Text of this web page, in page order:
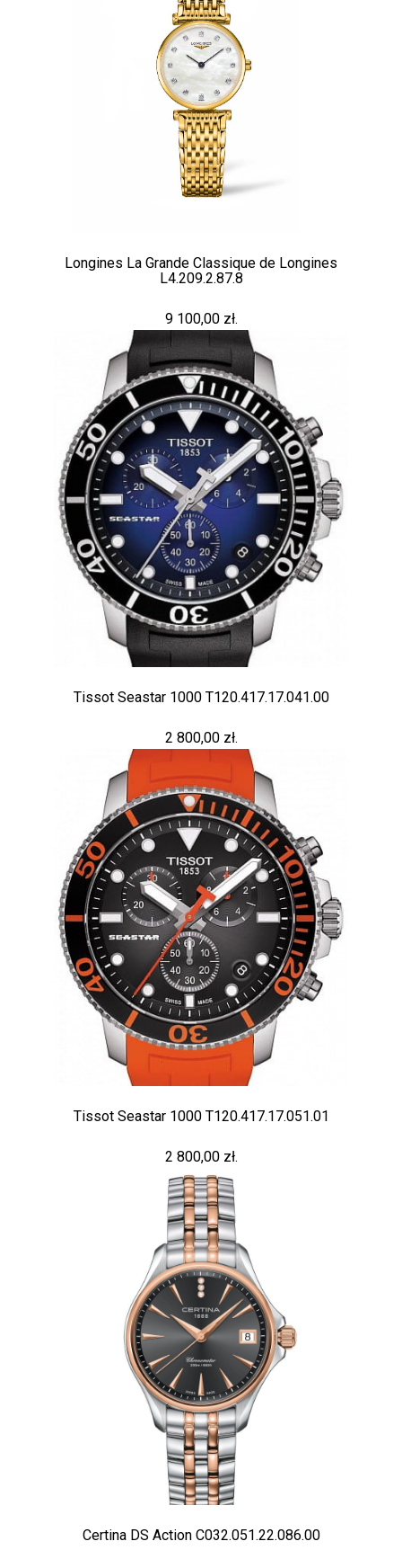
Longines La Grande Classique de Longines
L4.209.2.87.8
9 100,00 zł.
Tissot Seastar 1000 T120.417.17.041.00
2 800,00 zł.
Tissot Seastar 1000 T120.417.17.051.01
2 800,00 zł.
Certina DS Action C032.051.22.086.00